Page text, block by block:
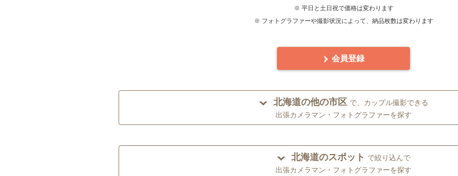
※ 平日と土日祝で価格は変わります
※ フォトグラファーや撮影状況によって、納品枚数は変わります
会員登録
北海道の他の市区 で、カップル撮影できる
出張カメラマン・フォトグラファーを探す
北海道のスポット で絞り込んで
出張カメラマン・フォトグラファーを探す